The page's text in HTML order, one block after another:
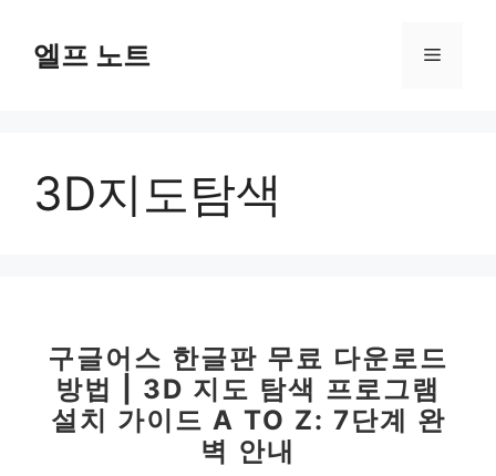
엘프 노트 메
3D지도탐색
구글어스 한글판 무료 다운로드
방법 | 3D 지도 탐색 프로그램
설치 가이드 A TO Z: 7단계 완
벽 안내